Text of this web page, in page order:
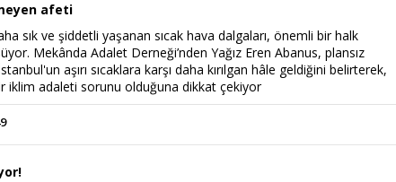
afeti
sık ve şiddetli yaşanan sıcak hava dalgaları, önemli bir halk
Mekânda Adalet Derneği’nden Yağız Eren Abanus, plansız
aşırı sıcaklara karşı daha kırılgan hâle geldiğini belirterek,
iklim adaleti sorunu olduğuna dikkat çekiyor